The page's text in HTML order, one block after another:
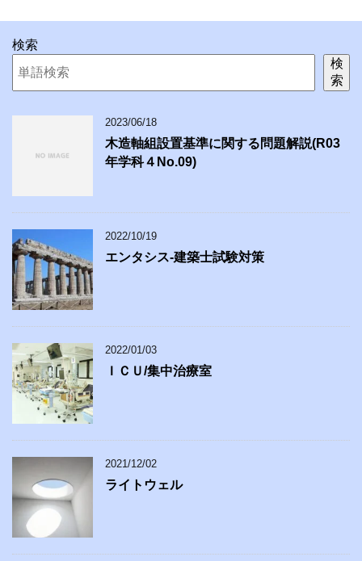
検索
検
索
2023/06/18
木造軸組設置基準に関する問題解説(R03
年学科４No.09)
2022/10/19
エンタシス-建築士試験対策
2022/01/03
ＩＣＵ/集中治療室
2021/12/02
ライトウェル